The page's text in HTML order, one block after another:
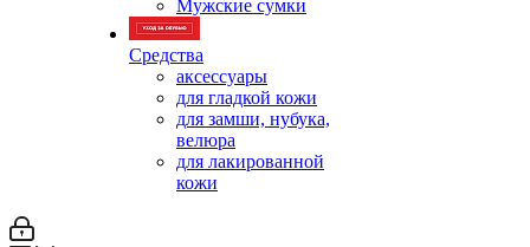
Мужские сумки
Средства
аксессуары
для гладкой кожи
для замши, нубука,
велюра
для лакированной
кожи